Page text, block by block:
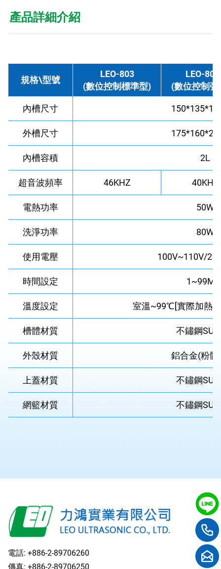
產品詳細介紹
規格\型號
LEO-803
(數位控制標準型)
LEO-
(數位控制強
內槽尺寸
外槽尺寸
內槽容積 2L
超音波頻率 46KHZ 40KHZ
電熱功率 50W
洗淨功率 80W
使用電壓 100V~110V/
時間設定
溫度設定 室溫~99℃[實際加熱
槽體材質 不鏽鋼
外殼材質 鋁合金(粉體
上蓋材質 不鏽鋼
網籃材質 不鏽鋼
電話: +886-2-89706260
傳真: +886-2-89706250